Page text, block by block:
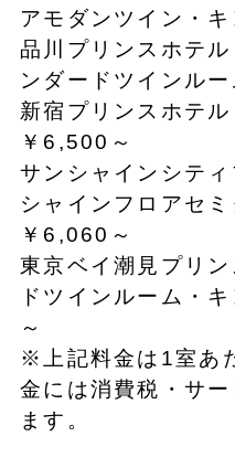
アモダンツイン・
品川プリンスホテ
ンダードツインル
新宿プリンスホテ
￥6,500～
サンシャインシテ
シャインフロアセ
￥6,060～
東京ベイ潮見プリ
ドツインルーム・
～
※上記料金は1室あ
金には消費税・サ
ます。